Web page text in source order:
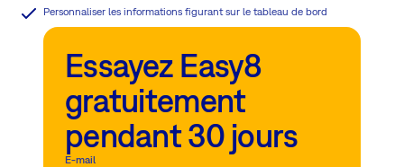
Personnaliser les informations figurant sur le tableau de bord
Essayez Easy8
gratuitement
pendant 30 jours
E-mail